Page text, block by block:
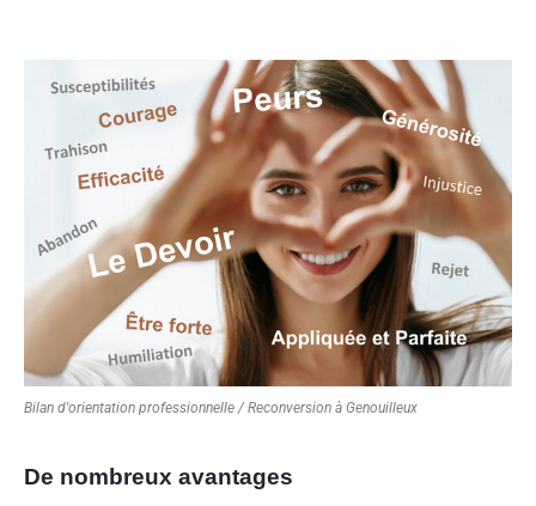
Bilan d'orientation professionnelle / Reconversion à Genouilleux
De nombreux avantages